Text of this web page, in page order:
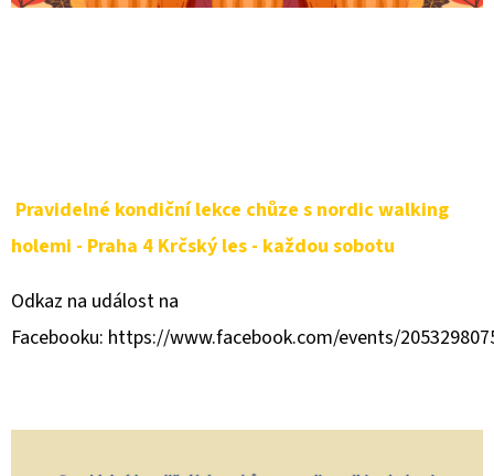
Pravidelné kondiční lekce chůze s nordic walking
holemi - Praha 4 Krčský les - každou sobotu
Odkaz na událost na
Facebooku: https://www.facebook.com/events/